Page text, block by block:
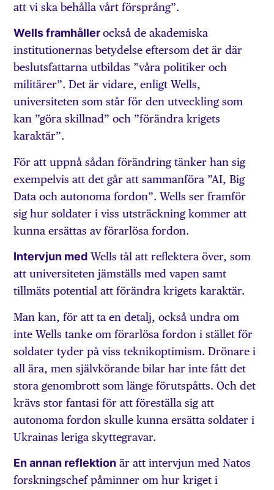
att vi ska behålla vårt försprång”.
Wells framhållerockså de akademiska
institutionernas betydelse eftersom det är där
beslutsfattarna utbildas ”våra politiker och
militärer”. Det är vidare, enligt Wells,
universiteten som står för den utveckling som
kan ”göra skillnad” och ”förändra krigets
karaktär”.
För att uppnå sådan förändring tänker han sig
exempelvis att det går att sammanföra ”AI, Big
Data och autonoma fordon”. Wells ser framför
sig hur soldater i viss utsträckning kommer att
kunna ersättas av förarlösa fordon.
Intervjun med Wells tål att reflektera över, som
att universiteten jämställs med vapen samt
tillmäts potential att förändra krigets karaktär.
Man kan, för att ta en detalj, också undra om
inte Wells tanke om förarlösa fordon i stället för
soldater tyder på viss teknikoptimism. Drönare i
all ära, men självkörande bilar har inte fått det
stora genombrott som länge förutspåtts. Och det
krävs stor fantasi för att föreställa sig att
autonoma fordon skulle kunna ersätta soldater i
Ukrainas leriga skyttegravar.
En annan reflektion är att intervjun med Natos
forskningschef påminner om hur kriget i